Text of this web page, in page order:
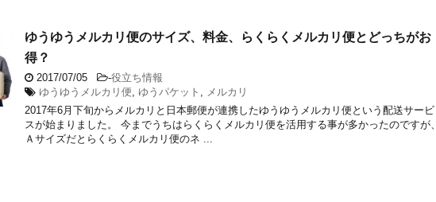
ゆうゆうメルカリ便のサイズ、料金、らくらくメルカリ便とどっちがお
得？
2017/07/05 -役立ち情報
ゆうゆうメルカリ便
ゆうパケット
メルカリ
2017年6月下旬からメルカリと日本郵便が連携したゆうゆうメルカリ便という配送サービ
スが始まりました。 今までうちはらくらくメルカリ便を活用する事が多かったのですが、
Ａサイズだとらくらくメルカリ便のネ ...